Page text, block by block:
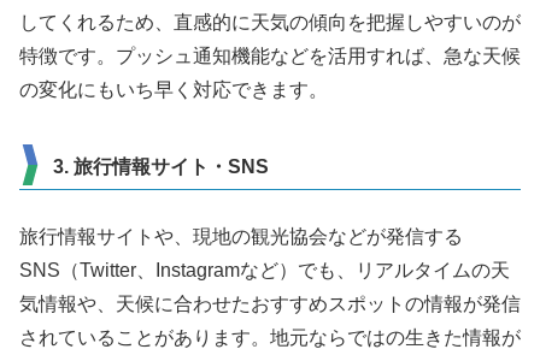
してくれるため、直感的に天気の傾向を把握しやすいのが
特徴です。プッシュ通知機能などを活用すれば、急な天候
の変化にもいち早く対応できます。
3. 旅行情報サイト・SNS
旅行情報サイトや、現地の観光協会などが発信する
SNS（Twitter、Instagramなど）でも、リアルタイムの天
気情報や、天候に合わせたおすすめスポットの情報が発信
されていることがあります。地元ならではの生きた情報が